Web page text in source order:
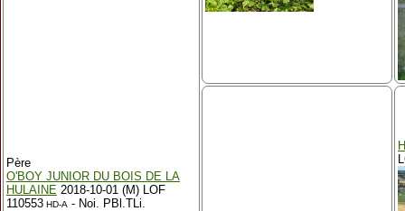
Père
O'BOY JUNIOR DU BOIS DE LA
HULAINE 2018-10-01 (M) LOF
110553 HD-A - Noi. PBl.TLi.